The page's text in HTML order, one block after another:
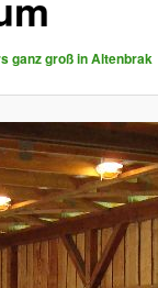
ganz groß in Altenbrak